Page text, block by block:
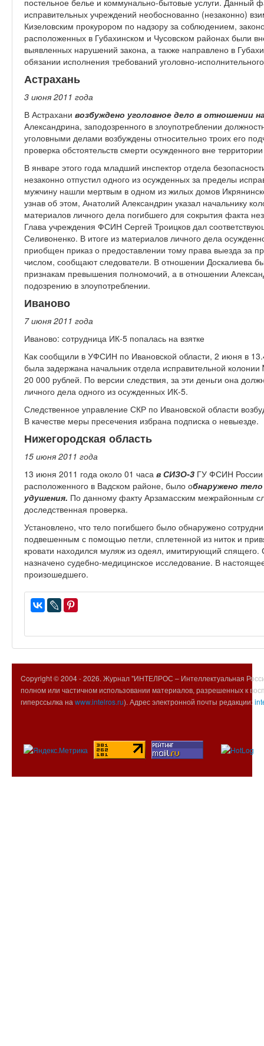
постельное белье и коммунально-бытовые услуги. Данный
исправительных учреждений необоснован­но (незаконно)
Кизеловским прокурором по надзору за соблюдением,
расположенных в Губахинском и Чусовском районах были
выявленных нарушений закона, а также направлено в
обязании исполнения требований уголовно-
Астрахань
3 июня 2011 года
В Астрахани возбуждено уголовное дело в отношении
Александрина, заподозренного в злоупотреблении
уголовными делами возбуждены относительно троих его
проверка обстоятельств смерти осужденного вне
В январе этого года младший инспектор отдела
незаконно отпустил одного из осужденных за пределы
мужчину нашли мертвым в одном из жилых домов
узнав об этом, Анатолий Александрин указал начальнику
материалов личного дела погибшего для сокрытия факта
Глава учреждения ФСИН Сергей Троицков дал
Селивоненко. В итоге из материалов личного дела
приобщен приказ о предоставлении тому права выезда за
числом, сообщают следователи. В отношении Доскалиева
признакам превышения полномочий, а в отношении
подозрению в злоупотреблении.
Иваново
7 июня 2011 года
Иваново: сотрудница ИК-5 попалась на взятке
Как сообщили в УФСИН по Ивановской области, 2 июня в
была задержана начальник отдела исправительной
20 000 рублей. По версии следствия, за эти деньги она
личного дела одного из осужденных ИК-5.
Следственное управление СКР по Ивановской области
В качестве меры пресечения избрана подписка о невыезде.
Нижегородская область
15 июня 2011 года
13 июня 2011 года около 01 часа в СИЗО-3 ГУ ФСИН России
расположенного в Вадском районе, было обнаружено
удушения. По данному факту Арзамасским межрайонным
доследственная проверка.
Установлено, что тело погибшего было обнаружено
подвешенным с помощью петли, сплетенной из ниток и
кровати находился муляж из одеял, имитирующий
назначено судебно-медицинское исследование. В
произошедшего.
Copyright © 2004 -2026. Журнал "ИНТЕЛРОС – Интеллектуальная
полном или частичном использовании материалов, разрешенных к
гиперссылка на www.intelros.ru). Адрес электронной почты редакции: